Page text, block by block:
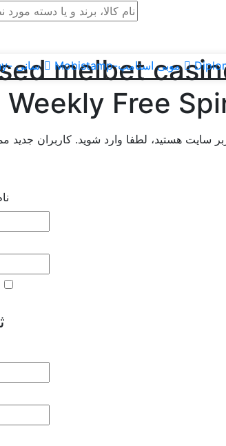
موبی استامپ-Mobistamp سانی -Sunny
melbet
Free
هستید، لطفا وارد شوید. کاربران جدید